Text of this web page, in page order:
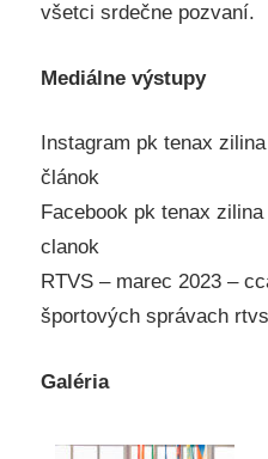
všetci srdečne pozvaní.
Mediálne výstupy
Instagram pk tenax
článok
Facebook pk tenax
clanok
RTVS – marec 2023 –
športových správach rtvs
Galéria